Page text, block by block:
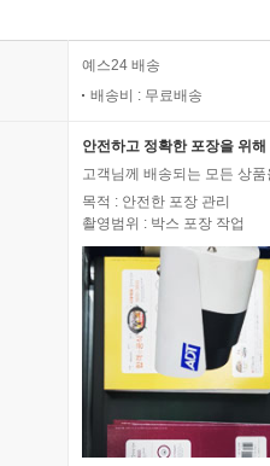
예스24 배송
배송비 : 무료배송
안전하고 정확한 포장을 위
고객님께 배송되는 모든 상
목적 : 안전한 포장 관리
촬영범위 : 박스 포장 작업